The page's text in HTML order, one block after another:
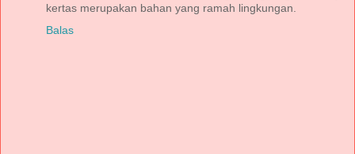
kertas merupakan bahan yang ramah lingkungan.
Balas